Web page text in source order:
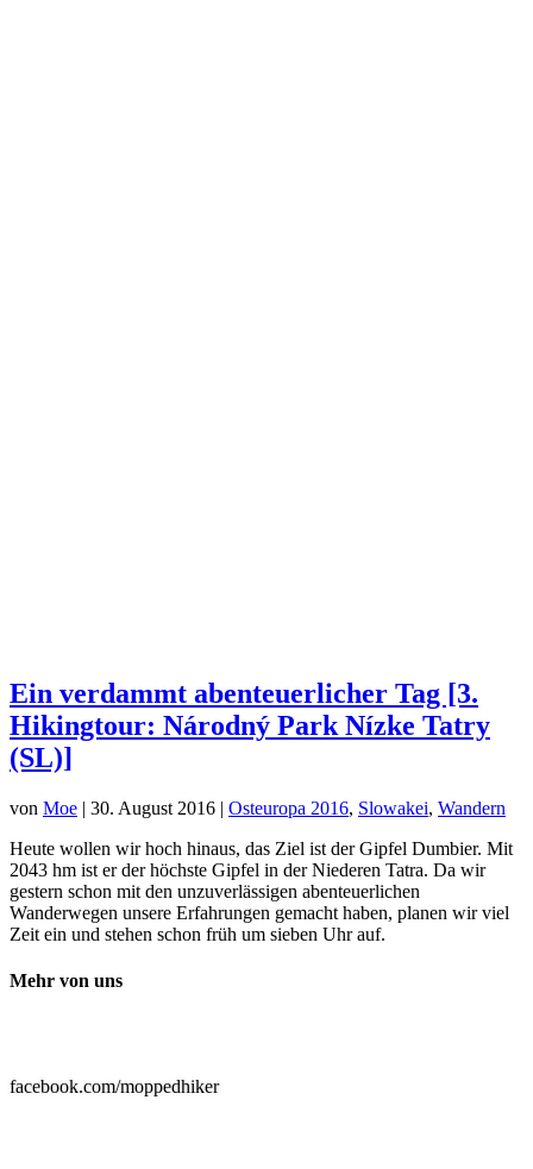
Ein verdammt abenteuerlicher Tag [3.
Hikingtour: Národný Park Nízke Tatry
(SL)]
von Moe | 30. August 2016 | Osteuropa 2016, Slowakei, Wandern
Heute wollen wir hoch hinaus, das Ziel ist der Gipfel Dumbier. Mit
2043 hm ist er der höchste Gipfel in der Niederen Tatra. Da wir
gestern schon mit den unzuverlässigen abenteuerlichen
Wanderwegen unsere Erfahrungen gemacht haben, planen wir viel
Zeit ein und stehen schon früh um sieben Uhr auf.
Mehr von uns
facebook.com/moppedhiker